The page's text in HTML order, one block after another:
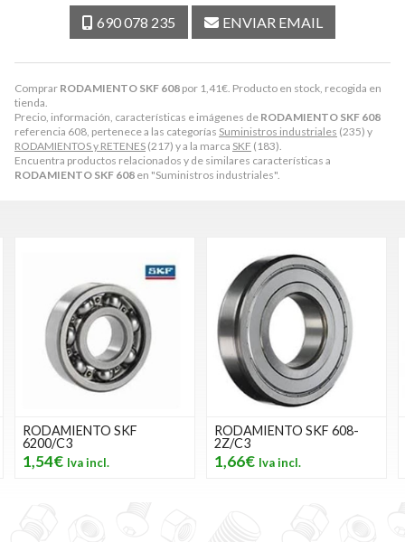
Comprar RODAMIENTO SKF 608 por 1,41€. Producto en stock, recogida en
tienda.
Precio, información, características e imágenes de RODAMIENTO SKF 608
referencia 608, pertenece a las categorías Suministros industriales (235) y
RODAMIENTOS y RETENES (217) y a la marca SKF (183).
Encuentra productos relacionados y de similares características a
RODAMIENTO SKF 608 en "Suministros industriales".
690 078 235 ENVIAR EMAIL
RODAMIENTO SKF
6200/C3
1,54€
RODAMIENTO SKF 608-
2Z/C3
1,66€